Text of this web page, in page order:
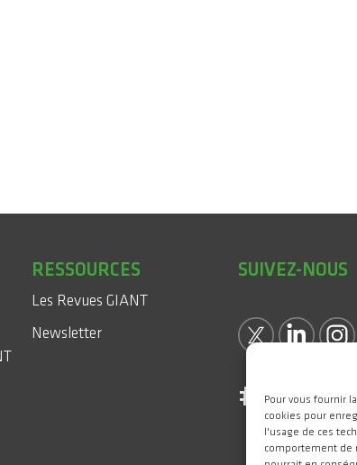
Pour vous fournir
cookies pour
l'usage de ces
comportement de
RESSOURCES
Les Revues GIANT
Newsletter
SUIVEZ-NOUS